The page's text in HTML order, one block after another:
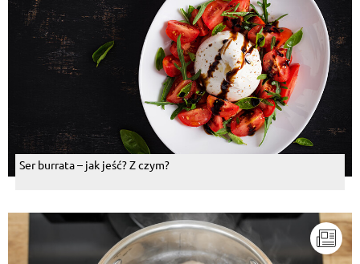
Ser burrata – jak jeść? Z czym?